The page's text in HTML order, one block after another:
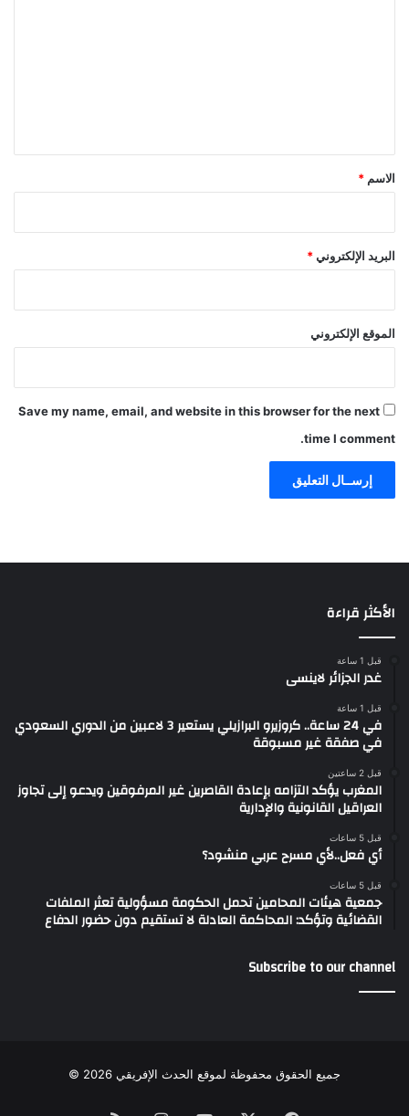
*
الاسم *
البريد الإلكتروني*
الموقع الإلكتروني
Save my name, email, and website in this browser for the next
time I comment.
الأكثر قراءة
قبل 1 ساعة
غدر الجزائر لاينسى
قبل 1 ساعة
في 24 ساعة.. كروزيرو البرازيلي يستعير 3 لاعبين من الدوري السعودي
في صفقة غير مسبوقة
قبل 2 ساعتين
المغرب يؤكد التزامه بإعادة القاصرين غير المرفوقين ويدعو إلى تجاوز
العراقيل القانونية والإدارية
قبل 5 ساعات
أي فعل..لأي مسرح عربي منشود؟
قبل 5 ساعات
جمعية هيئات المحامين تحمل الحكومة مسؤولية تعثر الملفات
القضائية وتؤكد: المحاكمة العادلة لا تستقيم دون حضور الدفاع
Subscribe to our channel
جميع الحقوق محفوظة لموقع الحدث الإفريقي 2026 ©